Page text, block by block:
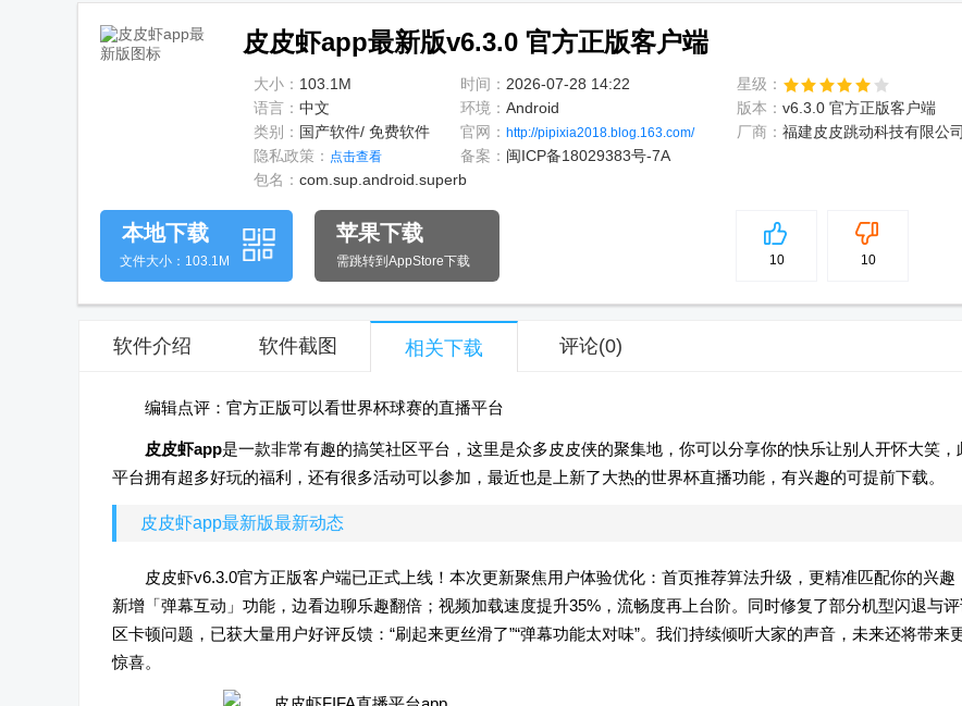
皮皮虾app最新版v6.3.0 官方正版客户端
大小： 103.1M 时间： 2026-07-28 14:22
星级：
语言： 中文 环境： Android 版本： v6.3.0 官方正版客户端
类别： 国产软件/ 免费软件 官网： http://pipixia2018.blog.163.com/ 厂商： 福建皮皮跳动科技有限公司
隐私政策： 点击查看 备案： 闽ICP备18029383号-7A
包名： com.sup.android.superb
5
10 10
本地下载
文件大小：103.1M
苹果下载
需跳转到AppStore下载
软件介绍 软件截图 相关下载 评论(0)
编辑点评：官方正版可以看世界杯球赛的直播平台
皮皮虾app是一款非常有趣的搞笑社区平台，这里是众多皮皮侠的聚集地，你可以分享你的快乐让别人开怀大笑，
平台拥有超多好玩的福利，还有很多活动可以参加，最近也是上新了大热的世界杯直播功能，有兴趣的可提前下载。
皮皮虾app最新版最新动态
皮皮虾v6.3.0官方正版客户端已正式上线！本次更新聚焦用户体验优化：首页推荐算法升级，更精准匹配你的兴趣
新增「弹幕互动」功能，边看边聊乐趣翻倍；视频加载速度提升35%，流畅度再上台阶。同时修复了部分机型闪退与
区卡顿问题，已获大量用户好评反馈：“刷起来更丝滑了”“弹幕功能太对味”。我们持续倾听大家的声音，未来还将带来
惊喜。